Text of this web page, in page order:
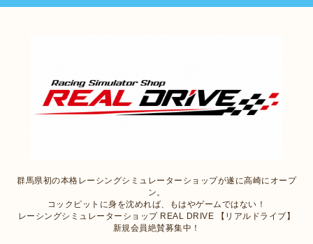
群馬県初の本格レーシングシミュレーターショップが遂に高崎にオープ
ン。
コックピットに身を沈めれば、もはやゲームではない！
レーシングシミュレーターショップ REAL DRIVE 【リアルドライブ】
新規会員絶賛募集中！